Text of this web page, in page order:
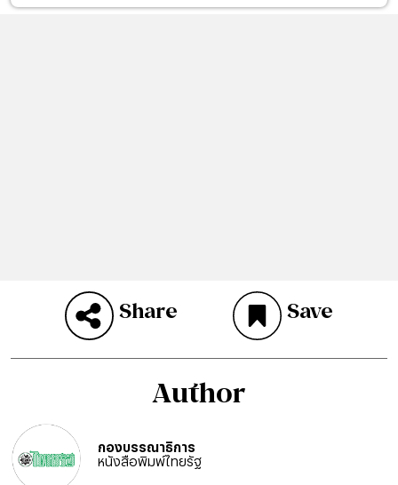
Share Save
Author
กองบรรณาธิการ
หนังสือพิมพ์ไทยรัฐ